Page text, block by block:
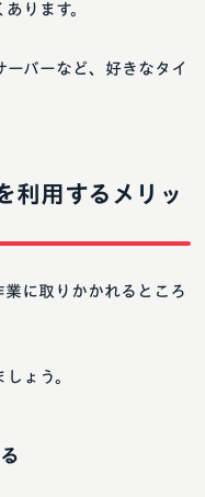
ります。
バーなど、好きなタイ
利用するメリッ
に取りかかれるところ
ょう。